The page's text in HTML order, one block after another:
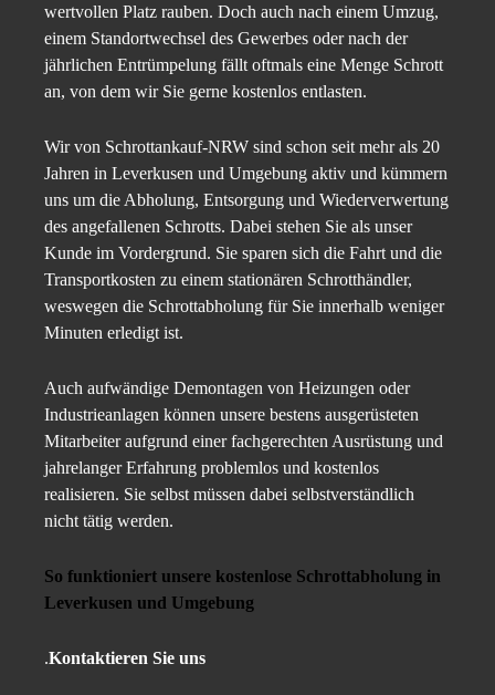
wertvollen Platz rauben. Doch auch nach einem Umzug,
einem Standortwechsel des Gewerbes oder nach der
jährlichen Entrümpelung fällt oftmals eine Menge Schrott
an, von dem wir Sie gerne kostenlos entlasten.
Wir von Schrottankauf-NRW sind schon seit mehr als 20
Jahren in Leverkusen und Umgebung aktiv und kümmern
uns um die Abholung, Entsorgung und Wiederverwertung
des angefallenen Schrotts. Dabei stehen Sie als unser
Kunde im Vordergrund. Sie sparen sich die Fahrt und die
Transportkosten zu einem stationären Schrotthändler,
weswegen die Schrottabholung für Sie innerhalb weniger
Minuten erledigt ist.
Auch aufwändige Demontagen von Heizungen oder
Industrieanlagen können unsere bestens ausgerüsteten
Mitarbeiter aufgrund einer fachgerechten Ausrüstung und
jahrelanger Erfahrung problemlos und kostenlos
realisieren. Sie selbst müssen dabei selbstverständlich
nicht tätig werden.
So funktioniert unsere kostenlose Schrottabholung in
Leverkusen und Umgebung
.Kontaktieren Sie uns